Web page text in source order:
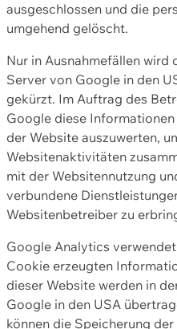
ausgeschlossen und die
umgehend gelöscht.
Nur in Ausnahmefällen wird
Server von Google in den
gekürzt. Im Auftrag des
Google diese
der Website auszuwerten,
Websitenaktivitäten
mit der Websitennutzung
verbundene
Websitenbetreiber zu
Google Analytics
Cookie erzeugten
dieser Website werden in
Google in den USA
können die Speicherung